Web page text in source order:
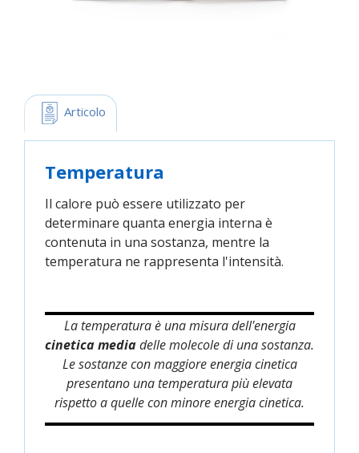
Articolo
Temperatura
Il calore può essere utilizzato per
determinare quanta energia interna è
contenuta in una sostanza, mentre la
temperatura ne rappresenta l'intensità.
La temperatura è una misura dell'energia
cinetica mediadelle molecole di una sostanza.
Le sostanze con maggiore energia cinetica
presentano una temperatura più elevata
rispetto a quelle con minore energia cinetica.